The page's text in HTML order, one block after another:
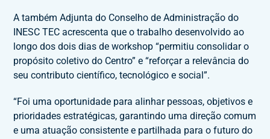
A também Adjunta do Conselho de Administração do
INESC TEC acrescenta que o trabalho desenvolvido ao
longo dos dois dias de workshop “permitiu consolidar o
propósito coletivo do Centro” e “reforçar a relevância do
seu contributo científico, tecnológico e social”.
“Foi uma oportunidade para alinhar pessoas, objetivos e
prioridades estratégicas, garantindo uma direção comum
e uma atuação consistente e partilhada para o futuro do